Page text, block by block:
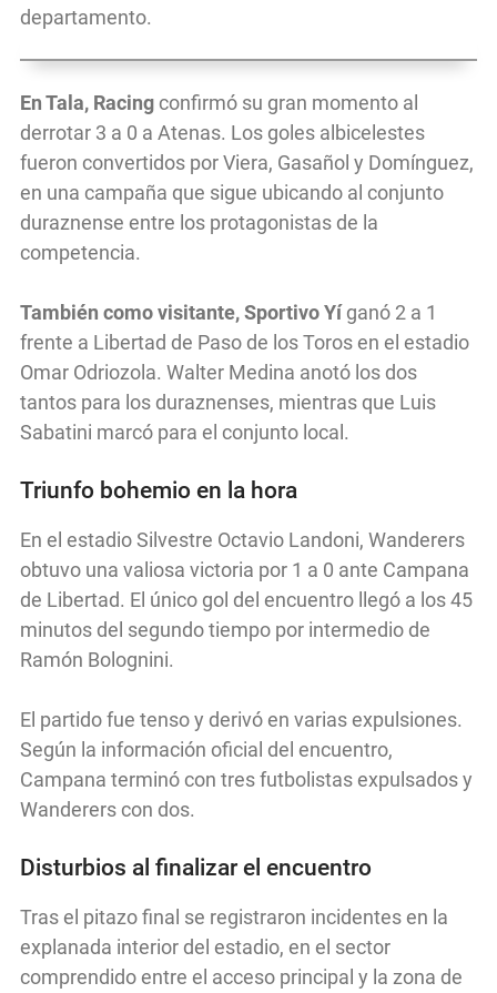
departamento.
En Tala, Racing confirmó su gran momento al
derrotar 3 a 0 a Atenas. Los goles albicelestes
fueron convertidos por Viera, Gasañol y Domínguez,
en una campaña que sigue ubicando al conjunto
duraznense entre los protagonistas de la
competencia.
También como visitante, Sportivo Yíganó 2 a 1
frente a Libertad de Paso de los Toros en el estadio
Omar Odriozola. Walter Medina anotó los dos
tantos para los duraznenses, mientras que Luis
Sabatini marcó para el conjunto local.
Triunfo bohemio en la hora
En el estadio Silvestre Octavio Landoni, Wanderers
obtuvo una valiosa victoria por 1 a 0 ante Campana
de Libertad. El único gol del encuentro llegó a los 45
minutos del segundo tiempo por intermedio de
Ramón Bolognini.
El partido fue tenso y derivó en varias expulsiones.
Según la información oficial del encuentro,
Campana terminó con tres futbolistas expulsados y
Wanderers con dos.
Disturbios al finalizar el encuentro
Tras el pitazo final se registraron incidentes en la
explanada interior del estadio, en el sector
comprendido entre el acceso principal y la zona de